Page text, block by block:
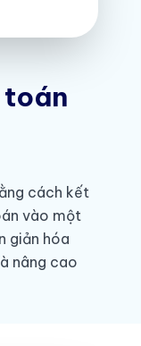
toán
cách kết
vào một
giản hóa
nâng cao